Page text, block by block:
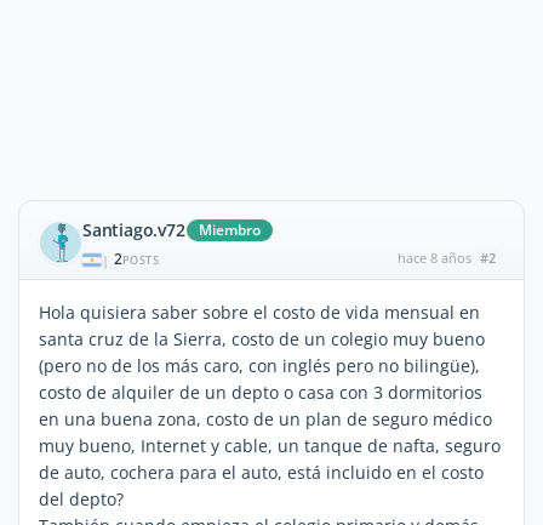
Santiago.v72 Miembro
| 2POSTS hace 8 años #2
Hola quisiera saber sobre el costo de vida mensual en
santa cruz de la Sierra, costo de un colegio muy bueno
(pero no de los más caro, con inglés pero no bilingüe),
costo de alquiler de un depto o casa con 3 dormitorios
en una buena zona, costo de un plan de seguro médico
muy bueno, Internet y cable, un tanque de nafta, seguro
de auto, cochera para el auto, está incluido en el costo
del depto?